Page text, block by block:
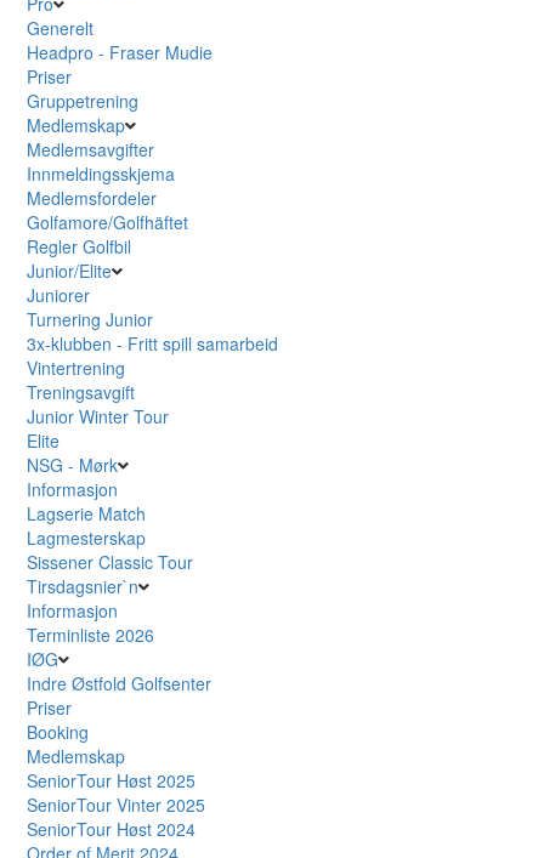
Generelt
Headpro - Fraser Mudie
Priser
Gruppetrening
Medlemskap
Medlemsavgifter
Innmeldingsskjema
Medlemsfordeler
Golfamore/Golfhäftet
Regler Golfbil
Junior/Elite
Juniorer
Turnering Junior
3x-klubben - Fritt spill samarbeid
Vintertrening
Treningsavgift
Junior Winter Tour
Elite
NSG - Mørk
Informasjon
Lagserie Match
Lagmesterskap
Sissener Classic Tour
Tirsdagsnier`n
Informasjon
Terminliste 2026
IØG
Indre Østfold Golfsenter
Priser
Booking
Medlemskap
SeniorTour Høst 2025
SeniorTour Vinter 2025
SeniorTour Høst 2024
Order of Merit 2024